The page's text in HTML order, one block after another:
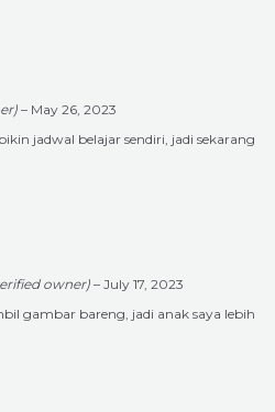
– May 26, 2023
jadwal belajar sendiri, jadi sekarang
owner)– July 17, 2023
gambar bareng, jadi anak saya lebih